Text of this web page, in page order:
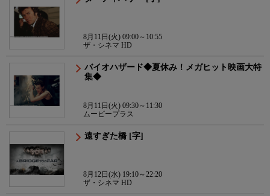
8月11日(火) 09:00～10:55
ザ・シネマ HD
バイオハザード◆夏休み！メガヒット映画大特
集◆
8月11日(火) 09:30～11:30
ムービープラス
遠すぎた橋 [字]
8月12日(水) 19:10～22:20
ザ・シネマ HD